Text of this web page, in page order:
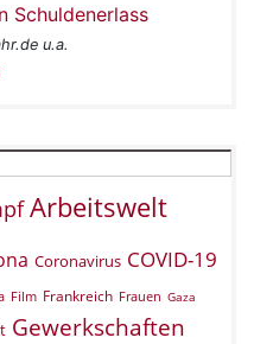
Schuldenerlass
u.a.
Arbeitswelt
Coronavirus COVID-19
Film Frankreich Frauen Gaza
Gewerkschaften